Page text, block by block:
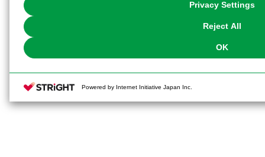
Privacy Settings
Reject All
OK
Powered by Internet Initiative Japan Inc.